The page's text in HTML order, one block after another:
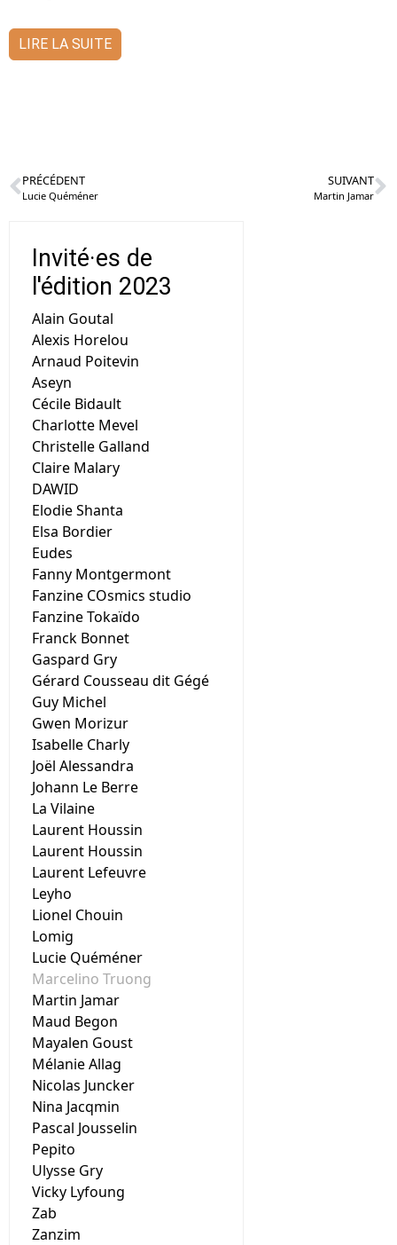
LIRE LA SUITE
PRÉCÉDENT
Lucie Quéméner
SUIVANT
Martin Jamar
Invité·es de
l'édition 2023
Alain Goutal
Alexis Horelou
Arnaud Poitevin
Aseyn
Cécile Bidault
Charlotte Mevel
Christelle Galland
Claire Malary
DAWID
Elodie Shanta
Elsa Bordier
Eudes
Fanny Montgermont
Fanzine COsmics studio
Fanzine Tokaïdo
Franck Bonnet
Gaspard Gry
Gérard Cousseau dit Gégé
Guy Michel
Gwen Morizur
Isabelle Charly
Joël Alessandra
Johann Le Berre
La Vilaine
Laurent Houssin
Laurent Houssin
Laurent Lefeuvre
Leyho
Lionel Chouin
Lomig
Lucie Quéméner
Marcelino Truong
Martin Jamar
Maud Begon
Mayalen Goust
Mélanie Allag
Nicolas Juncker
Nina Jacqmin
Pascal Jousselin
Pepito
Ulysse Gry
Vicky Lyfoung
Zab
Zanzim